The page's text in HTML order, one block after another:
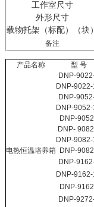
工作室尺寸
外形尺寸
载物托架 （标配）（块
备注
产品名称 型 号
电热恒温培养箱
DNP-
DNP-
DNP-
DNP-
DNP-
DNP-
DNP-
DNP-
DNP-
DNP-
DNP-
DNP-